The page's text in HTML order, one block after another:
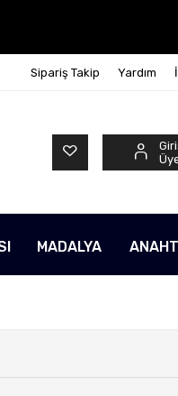
Sipariş Takip Yardım
MADALYA